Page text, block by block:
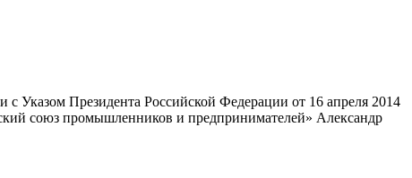
Указом Президента Российской Федерации от 16 апреля 2014
союз промышленников и предпринимателей» Александр